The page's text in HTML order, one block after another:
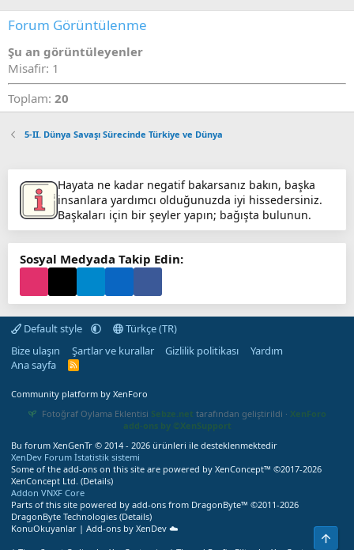
Forum Görüntülenme
Şu an görüntüleyenler
Misafir: 1
Toplam: 20
5-II. Dünya Savaşı Sürecinde Türkiye ve Dünya
Hayata ne kadar negatif bakarsanız bakın, başka
insanlara yardımcı olduğunuzda iyi hissedersiniz.
Başkaları için bir şeyler yapın; bağışta bulunun.
Sosyal Medyada Takip Edin:
Default style
Türkçe (TR)
Bize ulaşın
Şartlar ve kurallar Gizlilik politikası
Yardım
Ana sayfa
R
Community platform by XenForo
Fotoğraf Oylama Eklentisi Sebze.net tarafından geliştirildi · XenForo
add-ons by ©XenSupport
Bu forum XenGenTr © 2014 - 2026 ürünleri ile desteklenmektedir
XenDev Forum İstatistik sistemi
Some of the add-ons on this site are powered by XenConcept™ ©2017-2026
XenConcept Ltd. (Details)
Addon VNXF Core
Parts of this site powered by add-ons from DragonByte™ ©2011-2026
DragonByte Technologies (Details)
KonuOkuyanlar | Add-ons by XenDev ☁️